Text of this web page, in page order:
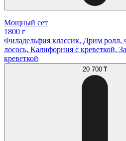
Мощный сет
1800 г
Филадельфия классик, Дрим ролл,
лосось, Калифорния с креветкой,
креветкой
20 700 ₸